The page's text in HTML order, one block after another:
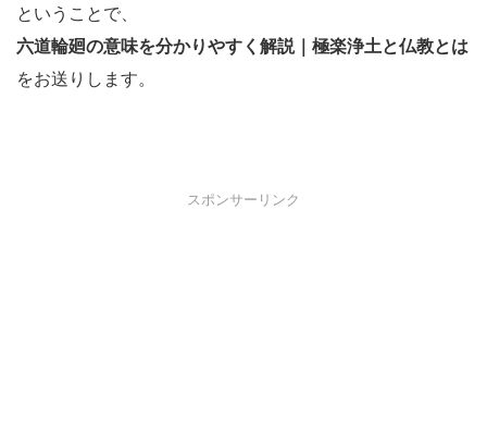
ということで、
六道輪廻の意味を分かりやすく解説｜極楽浄土と仏教とは
をお送りします。
スポンサーリンク